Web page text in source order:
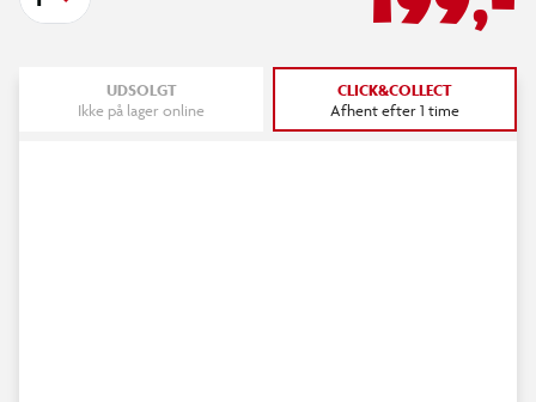
UDSOLGT
Ikke på lager online
CLICK&COLLECT
Afhent efter 1 time